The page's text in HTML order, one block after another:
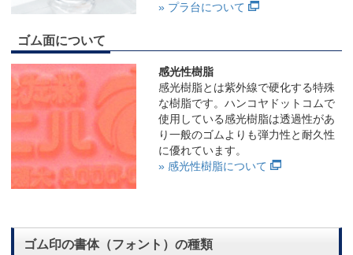
» プラ台について
ゴム面について
感光性樹脂
感光樹脂とは紫外線で硬化する特殊
な樹脂です。ハンコヤドットコムで
使用している感光樹脂は透過性があ
り一般のゴムよりも弾力性と耐久性
に優れています。
» 感光性樹脂について
ゴム印の書体（フォント）の種類